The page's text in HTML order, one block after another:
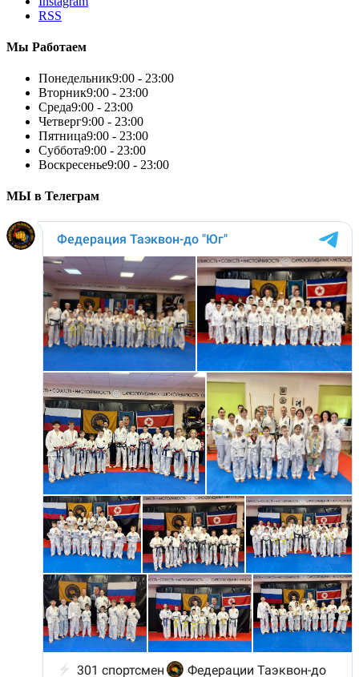
RSS
Мы Работаем
Понедельник9:00 - 23:00
Вторник9:00 - 23:00
Среда9:00 - 23:00
Четверг9:00 - 23:00
Пятница9:00 - 23:00
Суббота9:00 - 23:00
Воскресенье9:00 - 23:00
МЫ в Телеграм